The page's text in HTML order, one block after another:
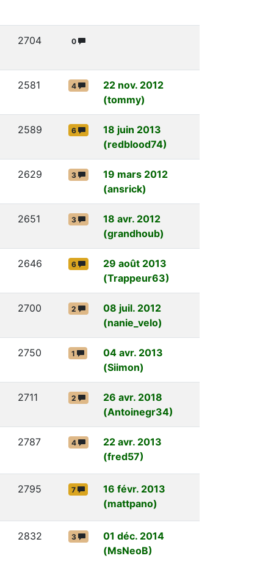
2704 0
2581 4
22 nov. 2012
(tommy)
2589 6
18 juin 2013
(redblood74)
2629 3
19 mars 2012
(ansrick)
2651 3
18 avr. 2012
(grandhoub)
2646 6
29 août 2013
(Trappeur63)
2700 2
08 juil. 2012
(nanie_velo)
2750 1
04 avr. 2013
(Siimon)
2711 2
26 avr. 2018
(Antoinegr34)
2787 4
22 avr. 2013
(fred57)
2795 7
16 févr. 2013
(mattpano)
2832 3
01 déc. 2014
(MsNeoB)